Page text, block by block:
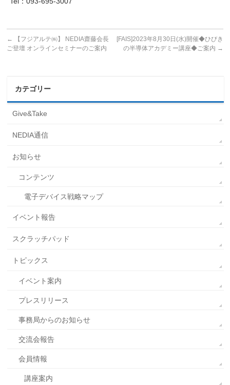
←
【フジアルテ㈱】 NEDIA齋藤会長
ご登壇 オンラインセミナーのご案内
[FAIS]2023年8月30日(水)開催◆ひびき
の半導体アカデミー講座◆ご案内 →
カテゴリー
Give&Take
NEDIA通信
お知らせ
コンテンツ
電子デバイス戦略マップ
イベント報告
スクラッチパッド
トピックス
イベント案内
プレスリリース
事務局からのお知らせ
交流会報告
会員情報
講座案内